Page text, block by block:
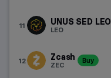
11 UNUS SED LEO
LEO
12 Zcash
ZEC
Buy